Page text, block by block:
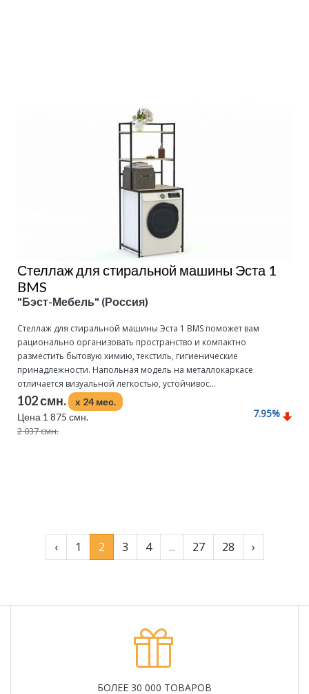
Стеллаж для стиральной машины Эста 1
BMS
"Бэст-Мебель" (Россия)
Стеллаж для стиральной машины Эста 1 BMS поможет вам
рационально организовать пространство и компактно
разместить бытовую химию, текстиль, гигиенические
принадлежности. Напольная модель на металлокаркасе
отличается визуальной легкостью, устойчивос...
102 смн.
x 24 мес.
Цена 1 875 смн.
2 037 смн.
7.95%
‹ 1 2 3 4 ... 27 28 ›
БОЛЕЕ 30 000 ТОВАРОВ